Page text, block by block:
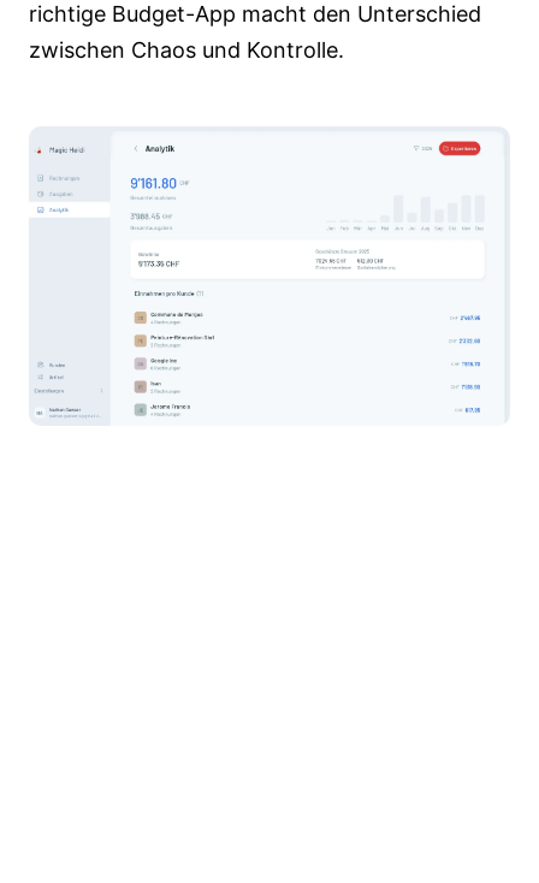
richtige Budget-App macht den Unterschied
zwischen Chaos und Kontrolle.